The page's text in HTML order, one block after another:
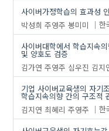
사이버가정학습의 효과성
박성희 주영주 봉미미 한
사이버대학에서 학습지속
및 양호도 검증
김가연 주영주 심우진 김지
기업 사이버교육생의 자기
학습지속의향 간의 구조적
김지연 최혜리 주영주 한